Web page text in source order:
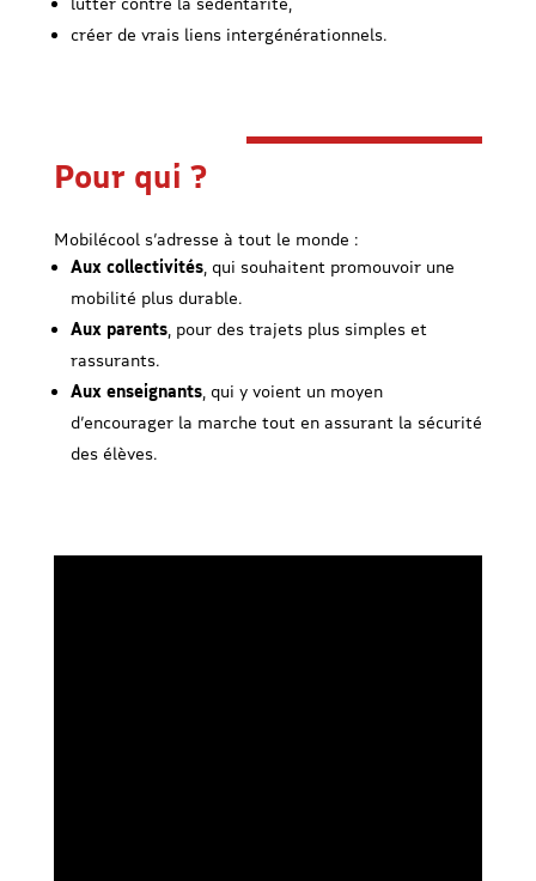
créer de vrais liens intergénérationnels.
Pour qui ?
Mobilécool s’adresse à tout le monde :
Aux collectivités, qui souhaitent promouvoir une
mobilité plus durable.
Aux parents, pour des trajets plus simples et
rassurants.
Aux enseignants, qui y voient un moyen
d’encourager la marche tout en assurant la sécurité
des élèves.